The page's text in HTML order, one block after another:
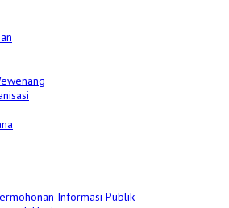
Informasi Publik